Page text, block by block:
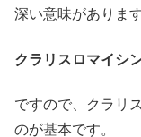
深い意味があります
クラリスロマイシ
ですので、クラリ
のが基本です。